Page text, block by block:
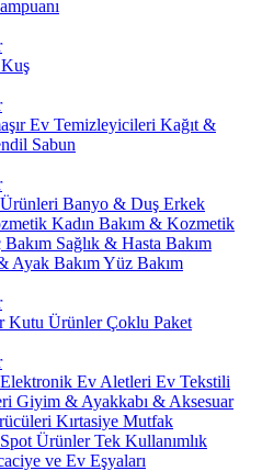
Kuş
Ev Temizleyicileri Kağıt &
Sabun
Banyo & Duş Erkek
Kadın Bakım & Kozmetik
Bakım Sağlık & Hasta Bakım
Ayak BakımYüz Bakım
Kutu ÜrünlerÇoklu Paket
Ev Aletleri Ev Tekstili
Giyim & Ayakkabı & Aksesuar
Kırtasiye Mutfak
Spot ÜrünlerTek Kullanımlık
ve Ev Eşyaları